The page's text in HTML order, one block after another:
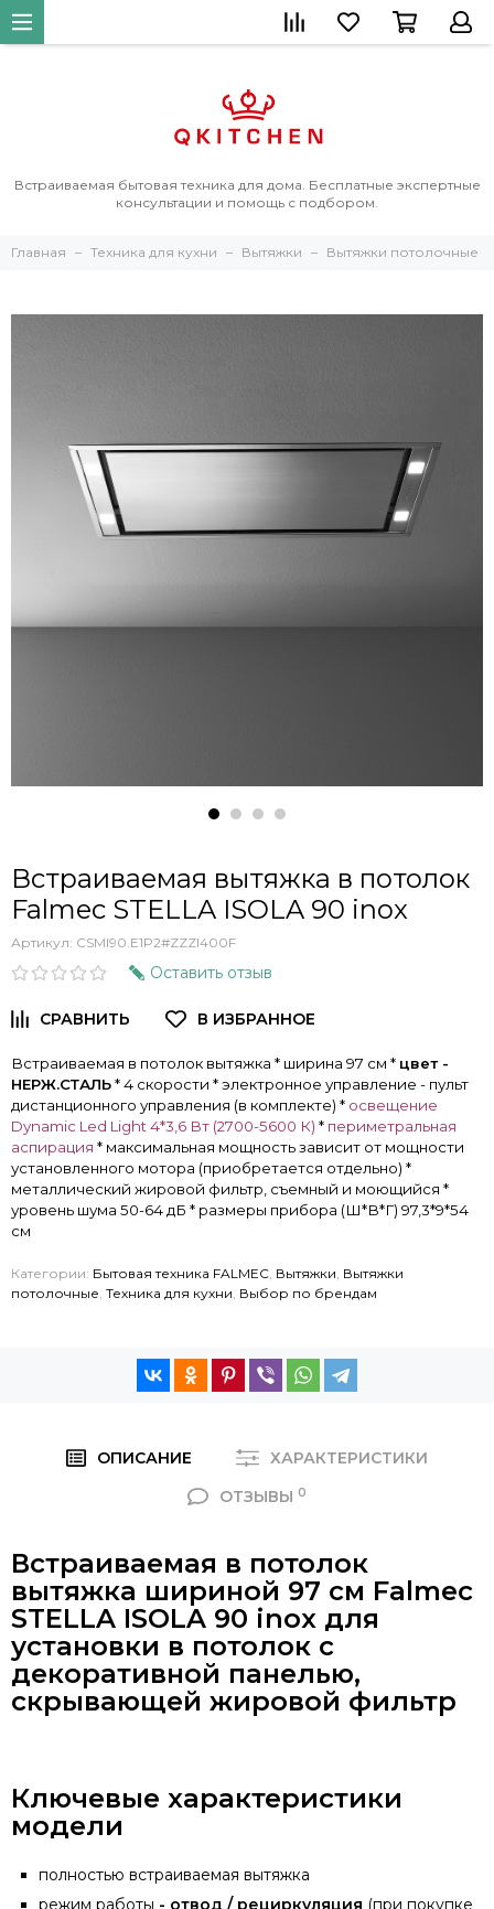
Встраиваемая бытовая техника для дома. Бесплатные экспертные
консультации и помощь с подбором.
Главная Техника для кухни Вытяжки Вытяжки потолочные
Встраиваемая вытяжка в потолок
Falmec STELLA ISOLA 90 inox
Артикул: CSMI90.E1P2#ZZZI400F
Оставить отзыв
Встраиваемая в потолок вытяжка * ширина 97 см * цвет -
НЕРЖ.СТАЛЬ* 4 скорости * электронное управление - пульт
дистанционного управления (в комплекте) * освещение
Dynamic Led Light 4*3,6 Вт (2700-5600 К) * периметральная
аспирация * максимальная мощность зависит от мощности
установленного мотора (приобретается отдельно) *
металлический жировой фильтр, съемный и моющийся *
уровень шума 50-64 дБ * размеры прибора (Ш*В*Г) 97,3*9*54
см
Категории: Бытовая техника FALMEC, Вытяжки, Вытяжки
потолочные, Техника для кухни, Выбор по брендам
ОПИСАНИЕ
ХАРАКТЕРИСТИКИ
ОТЗЫВЫ 0
Встраиваемая в потолок
вытяжка шириной 97 см Falmec
STELLA ISOLA 90 inox для
установки в потолок с
декоративной панелью,
скрывающей жировой фильтр
Ключевые характеристики
модели
полностью встраиваемая вытяжка
режим работы - отвод / рециркуляция (при покупке